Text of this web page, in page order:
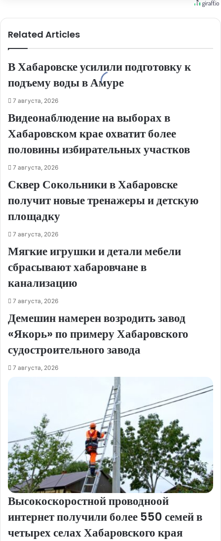
Related Articles
В Хабаровске усилили подготовку к
подъему воды в Амуре
7 августа, 2026
Видеонаблюдение на выборах в
Хабаровском крае охватит более
половины избирательных участков
7 августа, 2026
Сквер Сокольники в Хабаровске
получит новые тренажеры и детскую
площадку
7 августа, 2026
Мягкие игрушки и детали мебели
сбрасывают хабаровчане в
канализацию
7 августа, 2026
Демешин намерен возродить завод
«Якорь» по примеру Хабаровского
судостроительного завода
7 августа, 2026
Высокоскоростной проводноой
интернет получили более 550 семей в
четырех селах Хабаровского края